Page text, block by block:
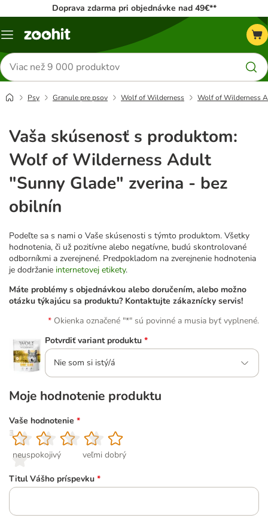
Doprava zdarma pri objednávke nad 49€**
Kategórie
Hľadať
produkty
Psy Granule pre psov Wolf of Wilderness Wolf of Wilderness
Vaša skúsenosť s produktom:
Wolf of Wilderness Adult
"Sunny Glade" zverina - bez
obilnín
Podeľte sa s nami o Vaše skúsenosti s týmto produktom. Všetky
hodnotenia, či už pozitívne alebo negatívne, budú skontrolované
odborníkmi a zverejnené. Predpokladom na zverejnenie hodnotenia
je dodržanie internetovej etikety.
Máte problémy s objednávkou alebo doručením, alebo možno
otázku týkajúcu sa produktu? Kontaktujte zákaznícky servis!
Okienka označené "*" sú povinné a musia byť vyplnené.
Potvrdiť variant produktu *
Nie som si istý/á
Moje hodnotenie produktu
Vaše hodnotenie *
1
neuspokojivý
2
3
4
5
veľmi dobrý
Titul Vášho príspevku *